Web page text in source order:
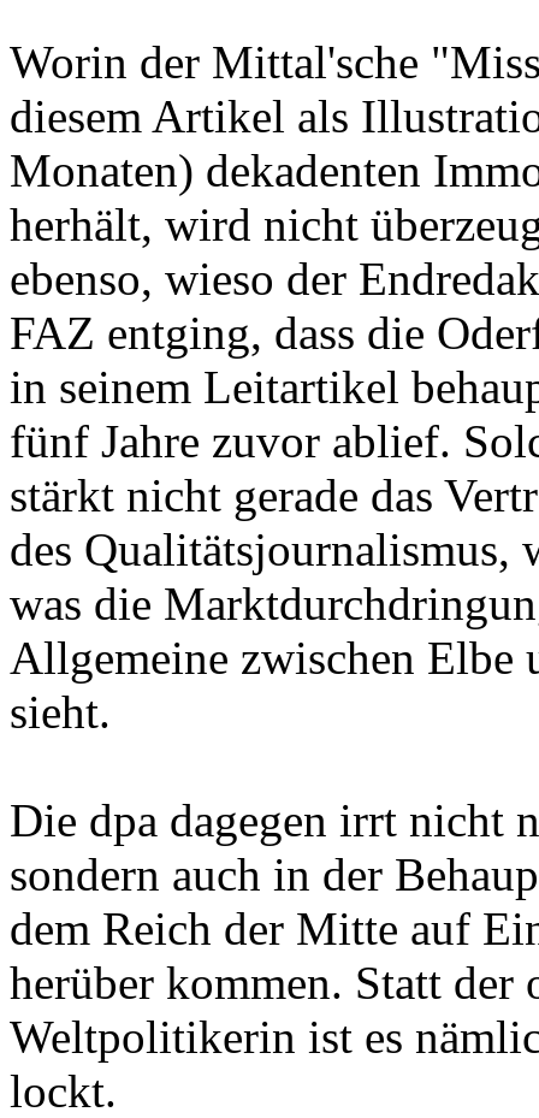
Worin der Mittal'sche
diesem Artikel als
Monaten) dekadenten
herhält, wird nicht
ebenso, wieso der
FAZ entging, dass die
in seinem Leitartikel
fünf Jahre zuvor ablief.
stärkt nicht gerade das
des Qualitätsjournalismus,
was die
Allgemeine zwischen Elbe
sieht.
Die dpa dagegen irrt nicht
sondern auch in der
dem Reich der Mitte auf
herüber kommen. Statt der
Weltpolitikerin ist es
lockt.